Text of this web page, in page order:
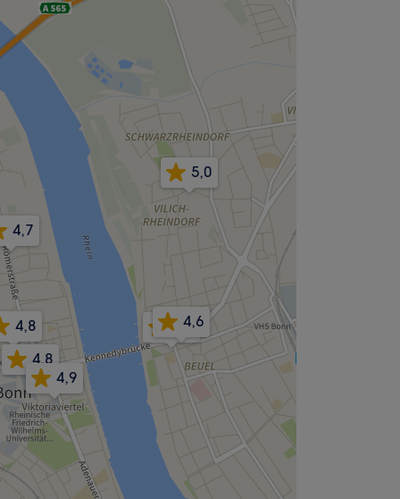
4,7
5,0
4,8
4,8
5,0
4,9
4,6